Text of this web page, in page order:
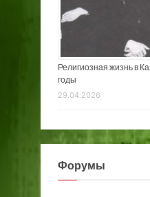
Религиозная жизнь в
годы
29.04.2026
Форумы